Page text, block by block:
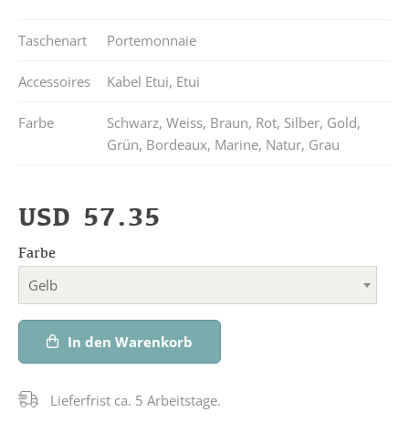
Taschenart Portemonnaie
Accessoires Kabel Etui, Etui
Farbe Schwarz, Weiss, Braun, Rot, Silber, Gold,
Grün, Bordeaux, Marine, Natur, Grau
USD 57.35
Farbe
Gelb
In den Warenkorb
Lieferfrist ca. 5 Arbeitstage.